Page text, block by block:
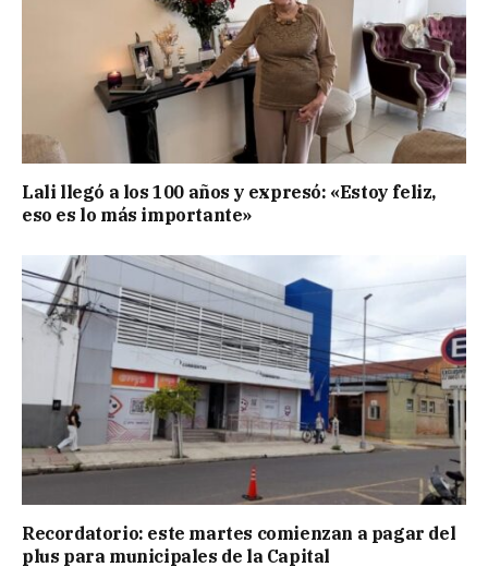
Lali llegó a los 100 años y expresó: «Estoy feliz,
eso es lo más importante»
Recordatorio: este martes comienzan a pagar del
plus para municipales de la Capital